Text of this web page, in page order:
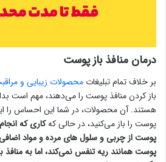
درمان منافذ باز پوست
بر خلاف تمام تبلیغات محصولات زیبایی و
باز کردن منافذ پوست را می‌دهند، مهم است
هستند. آن محصولات، در شما این احساس را
پوست را باز می‌کنید، در حالی کهکاری که
پوست از چربی و سلول های مرده و مواد
پوست همانند ریه تنفس نمی‌کند، اما به منافذ